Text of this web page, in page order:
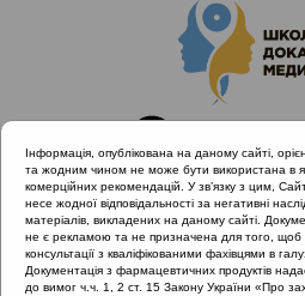
Головна
Матеріали за МКХ-11
12 Хвороби органів дихання
Інформація, опублікована на даному сайті,
та жодним чином не може бути використана в
комерційних рекомендацій. У зв’язку з цим,
несе жодної відповідальності за негативні
матеріалів, викладених на даному сайті.
не є рекламою та не призначена для того, щоб
консультації з кваліфікованими фахівцями в
Документація з фармацевтичних продуктів
до вимог ч.ч. 1, 2 ст. 15 Закону України «Про